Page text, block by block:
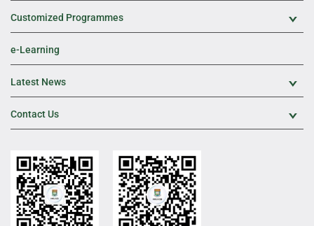
Customized Programmes
e-Learning
Latest News
Contact Us